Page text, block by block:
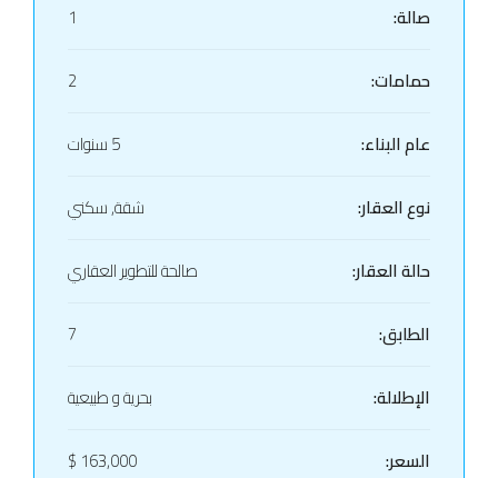
صالة:
1
حمامات:
2
عام البناء:
5 سنوات
نوع العقار:
شقة, سكني
حالة العقار:
صالحة للتطوير العقاري
الطابق:
7
الإطلالة:
بحرية و طبيعية
السعر:
163,000 $